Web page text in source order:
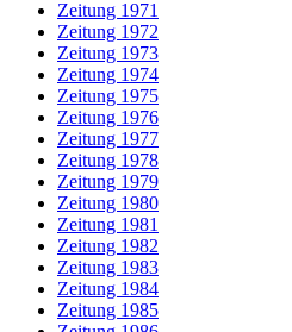
Zeitung 1971
Zeitung 1972
Zeitung 1973
Zeitung 1974
Zeitung 1975
Zeitung 1976
Zeitung 1977
Zeitung 1978
Zeitung 1979
Zeitung 1980
Zeitung 1981
Zeitung 1982
Zeitung 1983
Zeitung 1984
Zeitung 1985